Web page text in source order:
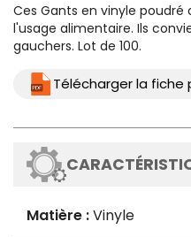
Ces Gants en vinyle poudré
l'usage alimentaire. Ils
gauchers. Lot de 100.
Télécharger la fiche
Matière :Vinyle